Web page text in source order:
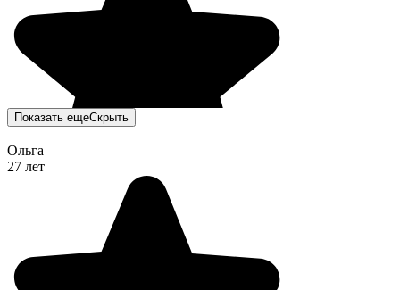
Показать ещеСкрыть
Ольга
27 лет